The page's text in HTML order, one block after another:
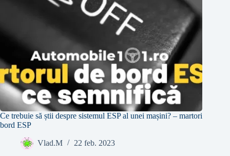
Ce trebuie să știi despre sistemul ESP al unei mașini? – martori
bord ESP
Vlad.M 22 feb. 2023